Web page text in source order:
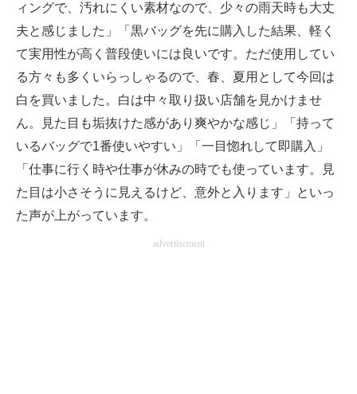
ィングで、汚れにくい素材なので、少々の雨天時も大丈
夫と感じました」「黒バッグを先に購入した結果、軽く
て実用性が高く普段使いには良いです。ただ使用してい
る方々も多くいらっしゃるので、春、夏用として今回は
白を買いました。白は中々取り扱い店舗を見かけませ
ん。見た目も垢抜けた感があり爽やかな感じ」「持って
いるバッグで1番使いやすい」「一目惚れして即購入」
「仕事に行く時や仕事が休みの時でも使っています。見
た目は小さそうに見えるけど、意外と入ります」といっ
た声が上がっています。
advertisement